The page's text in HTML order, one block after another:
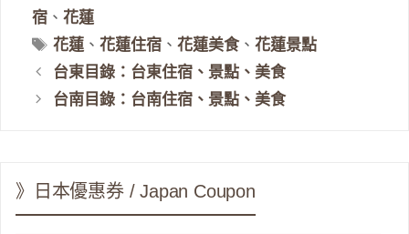
類
宿 、 花蓮
標
籤
花蓮 、花蓮住宿 、花蓮美食、花蓮景點
台東目錄：台東住宿、景點、美食
台南目錄：台南住宿、景點、美食
》日本優惠券 / Japan Coupon